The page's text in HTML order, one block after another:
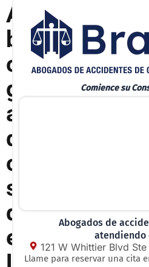
A
b
o
g
a
d
o
s
d
e
Comience su
Abogados de
atendiendo
121 W Whittier Blvd
Llame para reservar una cita